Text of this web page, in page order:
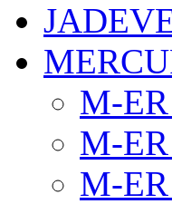
M-
M-
M-